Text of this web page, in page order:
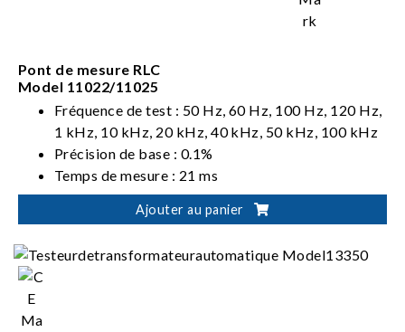
Pont de mesure RLC
Model 11022/11025
Fréquence de test : 50 Hz, 60 Hz, 100 Hz, 120 Hz,
1 kHz, 10 kHz, 20 kHz, 40 kHz, 50 kHz, 100 kHz
Précision de base : 0.1%
Temps de mesure : 21 ms
Interfaces standard RS-232, GPIB, et interface de
gestionnaire
Ajouter au panier